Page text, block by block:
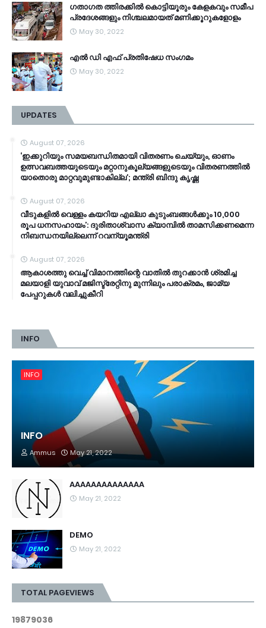
ഗതാഗത ത്തിരക്കിൽ കൊട്ടിയൂരും കേളകവും സമീപ
പ്രദേശങ്ങളും നിശ്ചലമായത് മണിക്കൂറുകളോളം
May 30, 2022
എൽ ഡി എഫ് പ്രതിഷേധ സംഗമം
May 30, 2022
UPDATES
August 07, 2026
‘ഇക്കുറിയും സമയബന്ധിതമായി വിതരണം ചെയ്യും, ഓണം
ഉത്സവബത്തയുടെയും മറ്റാനുകൂല്യങ്ങളുടെയും വിതരണത്തിൽ
യാതൊരു മാറ്റവുമുണ്ടാകില്ല’; മന്ത്രി ബിന്ദു കൃഷ്ണ
August 07, 2026
വീടുകളിൽ വെള്ളം കയറിയ എല്ലാ കുടുംബങ്ങൾക്കും 10,000
രൂപ ധനസഹായം’: ദുരിതാശ്വാസ ക്യാമ്പിൽ താമസിക്കണമെന്ന
നിബന്ധനയില്ലെന്ന് റവന്യൂമന്ത്രി
August 07, 2026
ആകാശത്തു വെച്ച് വിമാനത്തിന്റെ വാതില്‍ തുറക്കാന്‍ ശ്രമിച്ച
മലയാളി യുവാവ് മജിസ്ട്രേറ്റിനു മുന്നിലും പരാക്രമം, ജാമ്യ
പേപ്പറുകൾ വലിച്ചുകീറി
INFO
INFO
INFO
Ammus May 21, 2022
AAAAAAAAAAAAAA
May 21, 2022
DEMO
May 21, 2022
TOTAL PAGEVIEWS
19879036